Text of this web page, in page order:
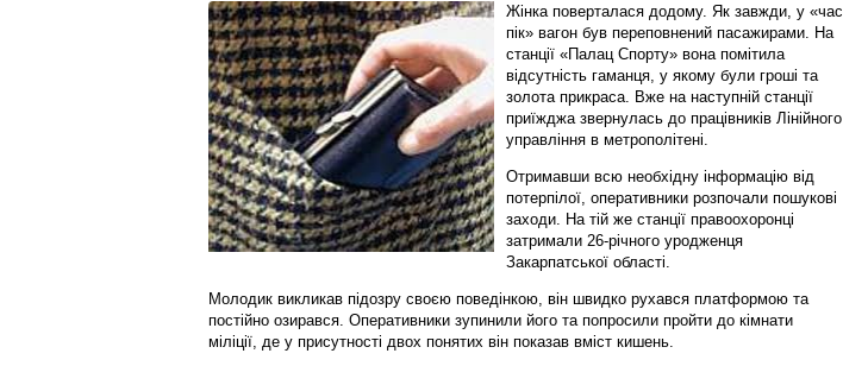
Жінка поверталася додому. Як завжди, у «час
пік» вагон був переповнений пасажирами. На
станції «Палац Спорту» вона помітила
відсутність гаманця, у якому були гроші та
золота прикраса. Вже на наступній станції
приїжджа звернулась до працівників Лінійного
управління в метрополітені.
Отримавши всю необхідну інформацію від
потерпілої, оперативники розпочали пошукові
заходи. На тій же станції правоохоронці
затримали 26-річного уродженця
Закарпатської області.
Молодик викликав підозру своєю поведінкою, він швидко рухався платформою та
постійно озирався. Оперативники зупинили його та попросили пройти до кімнати
міліції, де у присутності двох понятих він показав вміст кишень.